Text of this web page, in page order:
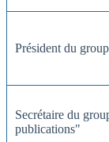
Président du
Secrétaire du
publications"